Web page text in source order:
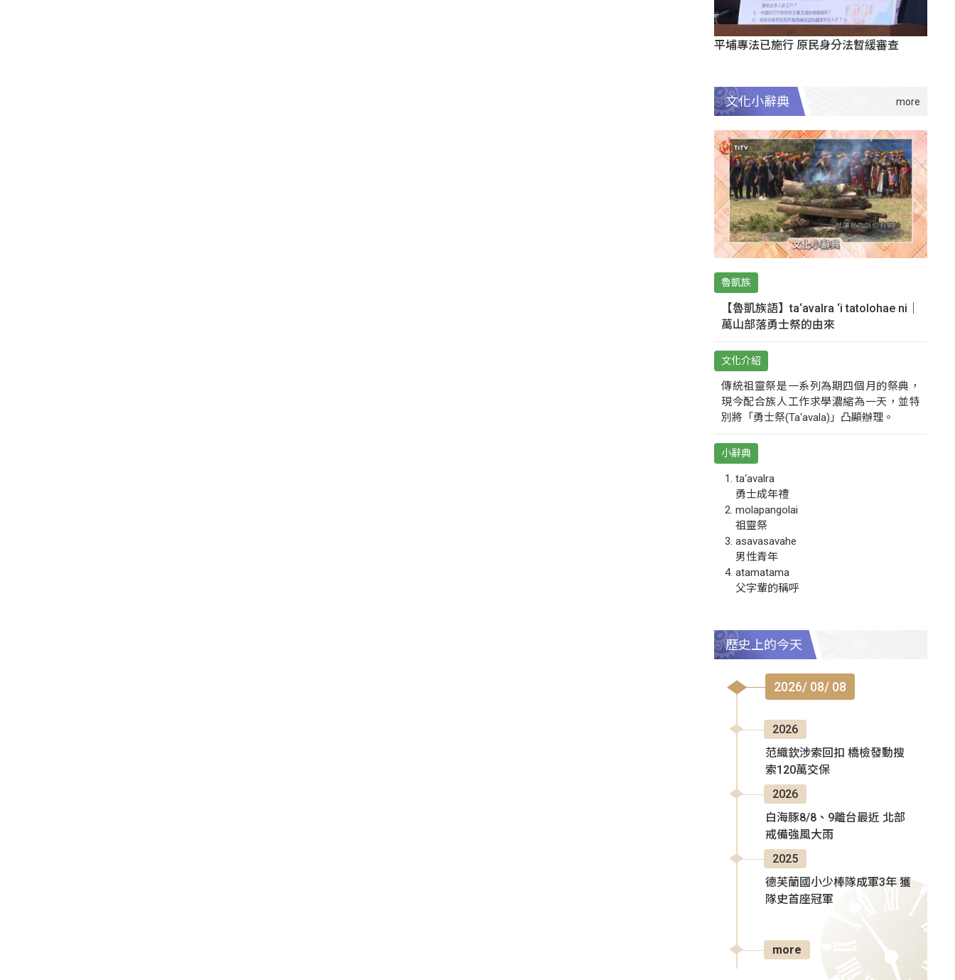
平埔專法已施行 原民身分法暫緩審查
文化小辭典
魯凱族
【魯凱族語】ta‘avalra ‘i tatolohae ni｜
萬山部落勇士祭的由來
文化介紹
傳統祖靈祭是一系列為期四個月的祭典，
現今配合族人工作求學濃縮為一天，並特
別將「勇士祭(Ta‘avala)」凸顯辦理。
小辭典
ta‘avalra
勇士成年禮
molapangolai
祖靈祭
asavasavahe
男性青年
atamatama
父字輩的稱呼
歷史上的今天
2026/ 08/ 08
2026
范織欽涉索回扣 橋檢發動搜
索120萬交保
2026
白海豚8/8、9離台最近 北部
戒備強風大雨
2025
德芙蘭國小少棒隊成軍3年 獲
隊史首座冠軍
more